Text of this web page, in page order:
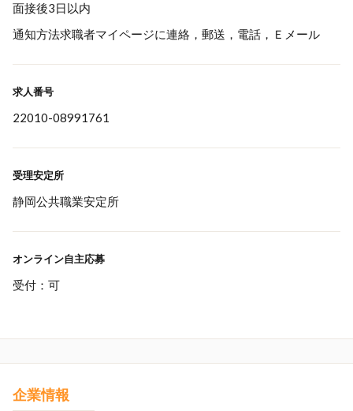
面接後3日以内
通知方法求職者マイページに連絡，郵送，電話，Ｅメール
求人番号
22010-08991761
受理安定所
静岡公共職業安定所
オンライン自主応募
受付：可
企業情報